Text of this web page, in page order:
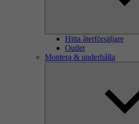
Hitta återförsäljare
Outlet
Montera & underhålla